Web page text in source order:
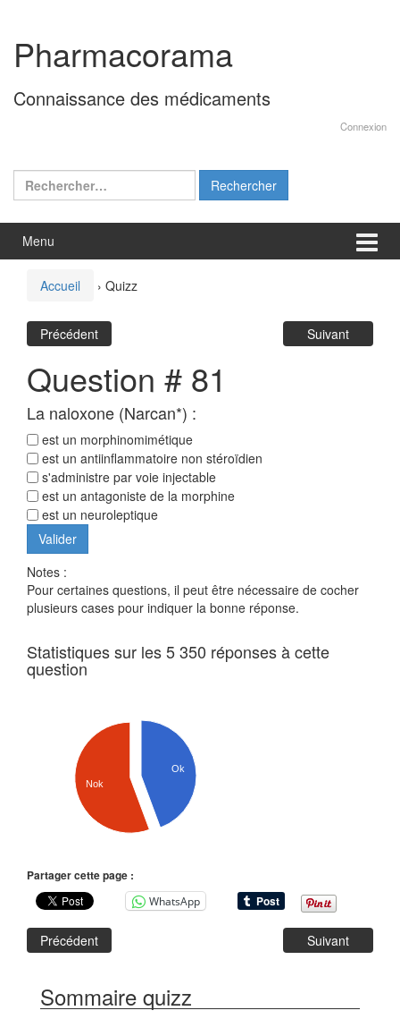
contenu
menu
principal
Pharmacorama
Connaissance des médicaments
Connexion
Rechercher :
Menu
Accueil › Quizz
Précédent Suivant
Question # 81
La naloxone (Narcan*) :
est un morphinomimétique
est un antiinflammatoire non stéroïdien
s'administre par voie injectable
est un antagoniste de la morphine
est un neuroleptique
Notes :
Pour certaines questions, il peut être nécessaire de cocher
plusieurs cases pour indiquer la bonne réponse.
Statistiques sur les 5 350 réponses à cette
question
Ok
Nok
Partager cette page :
WhatsApp
Précédent Suivant
Sommaire quizz